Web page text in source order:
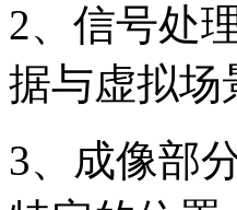
2、信号处
据与虚拟场
3、成像部